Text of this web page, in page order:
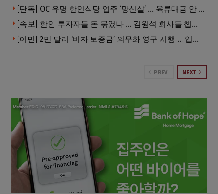
[단독] OC 유명 한인식당 업주 ‘망신살’ … 육류대금 안 갚자 식당서 공개추심
[속보] 한인 투자자들 돈 묶였나 … 김원석 회사들 챕터7 강제파산·자진파산 잇따라 신청
[이민] 2만 달러 ‘비자 보증금’ 의무화 영구 시행 … 입국 문턱 더 높아진다.
PREV NEXT